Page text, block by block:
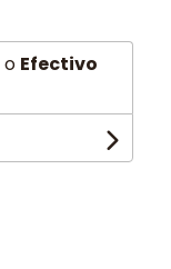
o Efectivo